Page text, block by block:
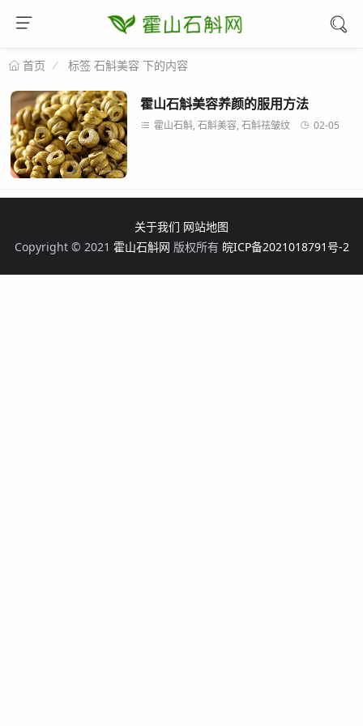
首页 标签 石斛美容 下的内容
霍山石斛美容养颜的服用方法
霍山石斛, 石斛美容, 石斛祛皱纹 02-05
关于我们 网站地图
Copyright © 2021 霍山石斛网 版权所有 皖ICP备2021018791号-2